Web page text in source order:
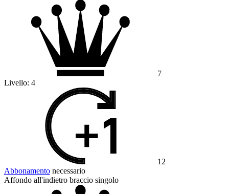
7
Livello: 4
12
Abbonamento necessario
Affondo all'indietro braccio singolo